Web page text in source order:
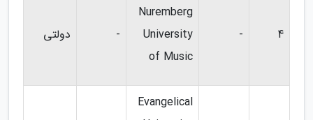
4
-
Nuremberg
University
of Music
- دولتی
Evangelical